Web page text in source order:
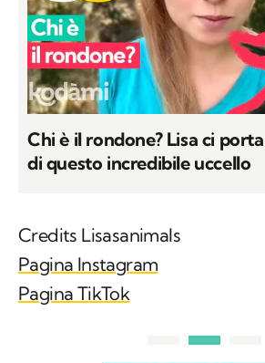
Chi è il rondone? Lisa ci
di questo incredibile uccello
Credits Lisasanimals
Pagina Instagram
Pagina TikTok